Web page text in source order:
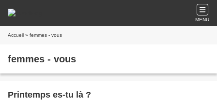
MENU
Accueil » femmes - vous
femmes - vous
Printemps es-tu là ?